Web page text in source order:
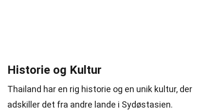
Historie og Kultur
Thailand har en rig historie og en unik kultur, der
adskiller det fra andre lande i Sydøstasien.